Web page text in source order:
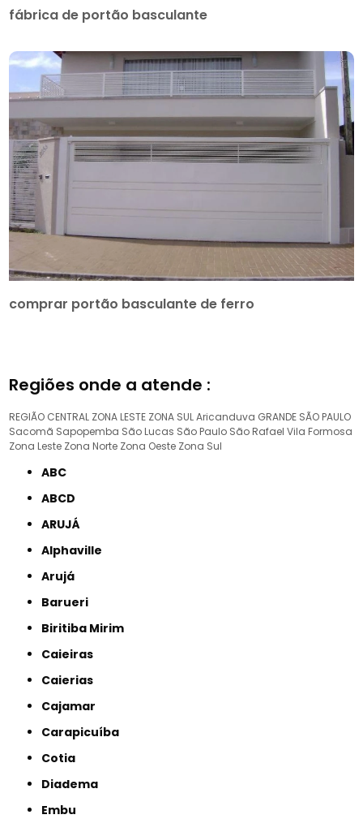
fábrica de portão basculante
comprar portão basculante de ferro
Regiões onde a atende :
REGIÃO CENTRAL ZONA LESTE ZONA SULAricanduva GRANDE SÃO PAULO
Sacomã Sapopemba São Lucas São Paulo São Rafael Vila Formosa
Zona Leste Zona Norte Zona Oeste Zona Sul
ABC
ABCD
ARUJÁ
Alphaville
Arujá
Barueri
Biritiba Mirim
Caieiras
Caierias
Cajamar
Carapicuíba
Cotia
Diadema
Embu